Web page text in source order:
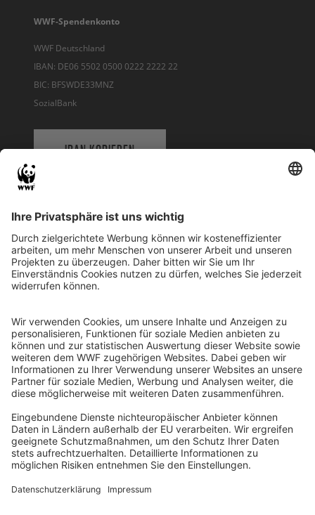
WWF-Spendenkonto
WWF Deutschland
IBAN: DE06 5502 0500 0222 2222 22
BIC: BFSWDE33MNZ
SozialBank
IBAN KOPIEREN
WWF Deutschland
Reinhardtstr. 18
10117 Berlin
Ihre Spende kann steuerlich geltend gemacht werden
Registriert als Stiftung WWF Deutschland, Senatsverwaltung für
Justiz Berlin, Az: 3416/976/2
Umsatzsteuer-Identifikationsnummer: DE 114236103
Freistellungsbescheid: Als gemeinnützige Körperschaft befreit
von der Körperschaftssteuer gem. §5 I 9 KStg. unter der
Steuernummer 27/641/09321